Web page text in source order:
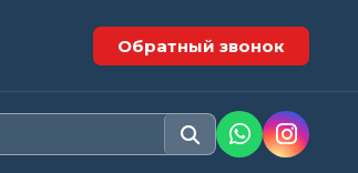
Обратный звонок